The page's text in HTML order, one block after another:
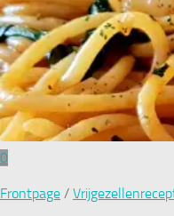
0
Frontpage /